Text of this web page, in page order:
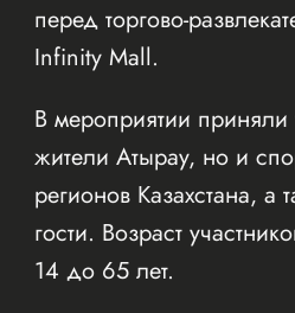
перед торгово-
Infinity Mall.
В мероприятии приняли
жители Атырау, но и
регионов Казахстана, а
гости. Возраст
14 до 65 лет.